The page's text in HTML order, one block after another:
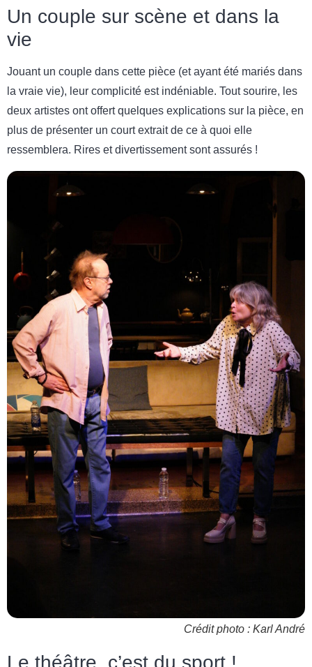
Un couple sur scène et dans la
vie
Jouant un couple dans cette pièce (et ayant été mariés dans
la vraie vie), leur complicité est indéniable. Tout sourire, les
deux artistes ont offert quelques explications sur la pièce, en
plus de présenter un court extrait de ce à quoi elle
ressemblera. Rires et divertissement sont assurés !
Crédit photo : Karl André
Le théâtre, c’est du sport !